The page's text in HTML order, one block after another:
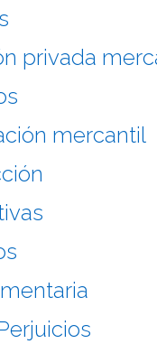
privada
mercantil